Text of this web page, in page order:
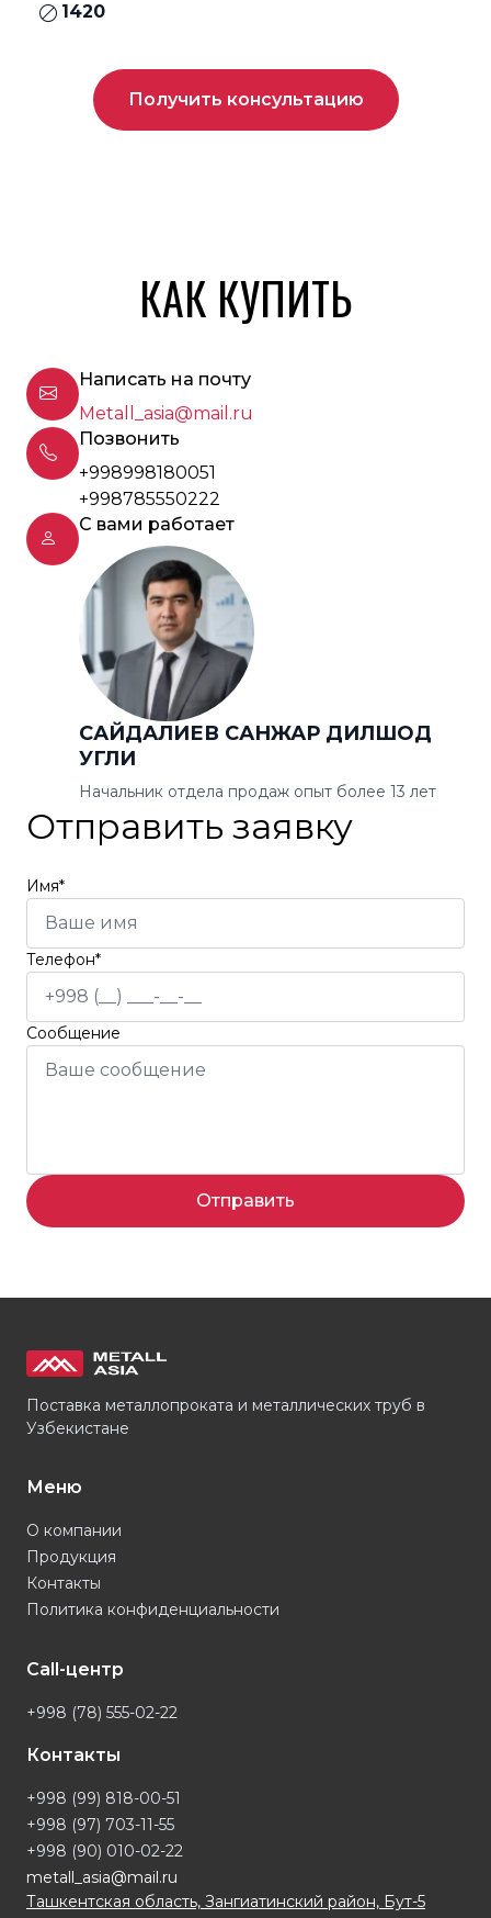
1420
Получить консультацию
КАК КУПИТЬ
Написать на почту
Metall_asia@mail.ru
Позвонить
+998998180051
+998785550222
С вами работает
САЙДАЛИЕВ САНЖАР ДИЛШОД
УГЛИ
Начальник отдела продаж опыт более 13 лет
Отправить заявку
Имя*
Телефон*
Сообщение
Отправить
Поставка металлопроката и металлических труб в
Узбекистане
Меню
О компании
Продукция
Контакты
Политика конфиденциальности
Call-центр
+998 (78) 555-02-22
Контакты
+998 (99) 818-00-51
+998 (97) 703-11-55
+998 (90) 010-02-22
metall_asia@mail.ru
Ташкентская область, Зангиатинский район, Бут-5